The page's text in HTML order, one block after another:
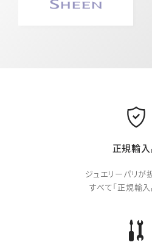
正規輸
ジュエリーパリが
すべて「正規輸入